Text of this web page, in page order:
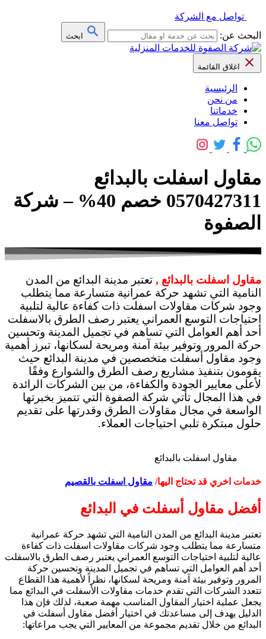
تواصل مع الشركة
البحث عن:
ابحث
اغلاق القائمة
الرئيسية
من نحن
خدماتنا
تواصل معنا
مقاول اسفلت بالبدائع
0570427311 خصم 40% – شركة
الصفوة
مقاول اسفلت بالبدائع , تعتبر مدينة البدائع من المدن
النامية التي تشهد حركة عمرانية متسارعة مما يتطلب
وجود شركات مقاولات اسفلت ذات كفاءة عالية لتلبية
احتياجات التوسع العمراني يعتبر رصف الطرق بالاسفلت
أحد أهم العوامل التي تساهم في تجميل المدينة وتحسين
حركة المرور وتوفير بيئة آمنة ومريحة لسكانها، تبرز أهمية
وجود مقاول أسفلت متخصصين في مدينة البدائع حيث
يقومون بتنفيذ مشاريع رصف الطرق والشوارع وفقًا
لأعلى معايير الجودة والكفاءة، من بين الشركات الرائدة
في هذا المجال تأتي شركة الصفوة التي تتميز بخبرتها
الواسعة في مجال مقاولات الطرق وقدرتها على تقديم
حلول مبتكرة تلبي احتياجات العملاء.
مقاول اسفلت بالبدائع
خدمات اخري قد تحتاج اليها/ مقاول اسفلت بالقصيم
أفضل مقاول أسفلت في البدائع
تعتبر مدينة البدائع من المدن النامية التي تشهد حركة عمرانية
متسارعة مما يتطلب وجود شركات مقاولات اسفلت ذات كفاءة
عالية لتلبية احتياجات التوسع العمراني يعتبر رصف الطرق بالاسفلت
أحد أهم العوامل التي تساهم في تجميل المدينة وتحسين حركة
المرور وتوفير بيئة آمنة ومريحة لسكانها، نظراً لأهمية هذا القطاع
تتعدد الشركات التي تقدم خدمات مقاولات الأسفلت في البدائع مما
يجعل عملية اختيار المقاول المناسب مهمة صعبة، لذلك فإن هذا
الدليل يهدف إلى مساعدتك في اختيار أفضل مقاول أسفلت في
البدائع من خلال تقديم مجموعة من المعايير التي يجب مراعاتها: